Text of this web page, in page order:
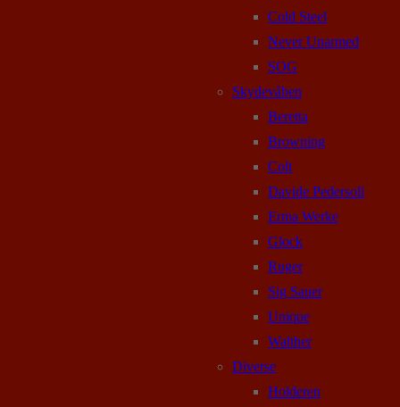
Cold Steel
Never Unarmed
SOG
Skydevåben
Beretta
Browning
Colt
Davide Pedersoli
Erma Werke
Glock
Ruger
Sig Sauer
Unique
Walther
Diverse
Holderen